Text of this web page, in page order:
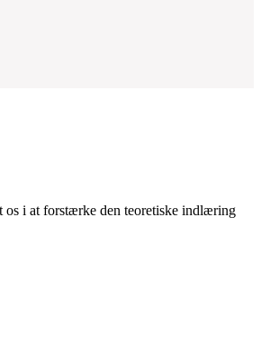
os i at forstærke den teoretiske indlæring